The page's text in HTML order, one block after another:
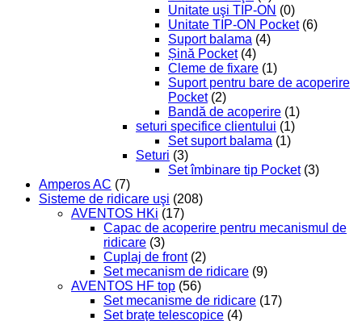
Unitate uşi TIP-ON (0)
Unitate TIP-ON Pocket (6)
Suport balama (4)
Șină Pocket (4)
Cleme de fixare (1)
Suport pentru bare de acoperire
Pocket (2)
Bandă de acoperire (1)
seturi specifice clientului (1)
Set suport balama (1)
Seturi (3)
Set îmbinare tip Pocket (3)
Amperos AC (7)
Sisteme de ridicare uşi (208)
AVENTOS HKi (17)
Capac de acoperire pentru mecanismul de
ridicare (3)
Cuplaj de front (2)
Set mecanism de ridicare (9)
AVENTOS HF top (56)
Set mecanisme de ridicare (17)
Set braţe telescopice (4)